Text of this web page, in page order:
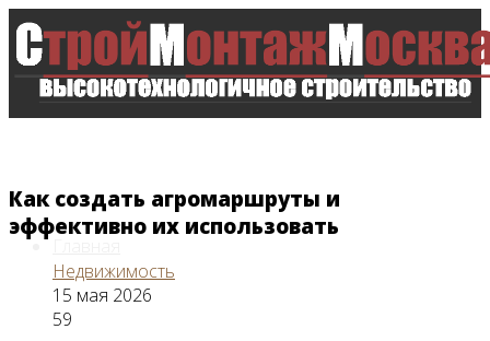
Как создать агромаршруты и
эффективно их использовать
Недвижимость
15 мая 2026
59